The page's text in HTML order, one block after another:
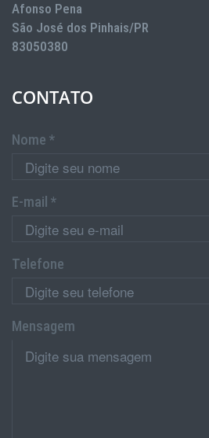
Afonso Pena
São José dos Pinhais/PR
83050380
CONTATO
Nome *
E-mail *
Telefone
Mensagem